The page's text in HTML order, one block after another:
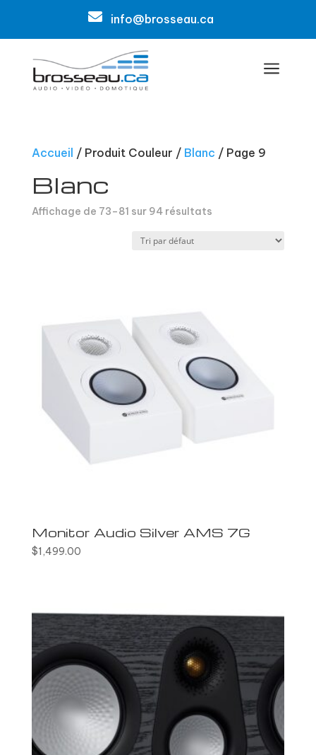
 info@brosseau.ca
a
Accueil / Produit Couleur / Blanc / Page 9
Blanc
Affichage de 73–81 sur 94 résultats
Monitor Audio Silver AMS 7G
$1,499.00